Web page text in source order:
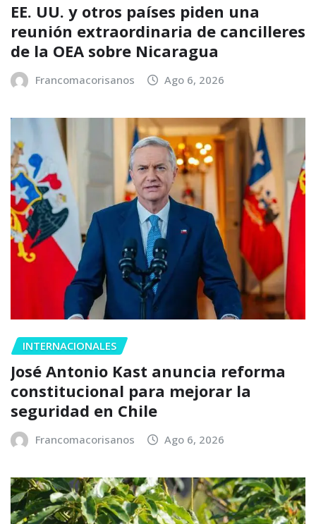
EE. UU. y otros países piden una
reunión extraordinaria de cancilleres
de la OEA sobre Nicaragua
Francomacorisanos Ago 6, 2026
INTERNACIONALES
José Antonio Kast anuncia reforma
constitucional para mejorar la
seguridad en Chile
Francomacorisanos Ago 6, 2026